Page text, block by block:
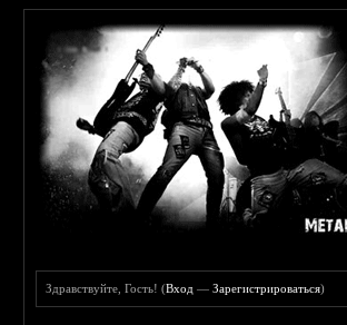
Здравствуйте, Гость! (Вход —Зарегистрироваться)